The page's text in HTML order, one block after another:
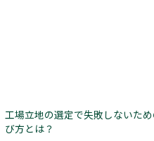
工場立地の選定で失敗しないた
び方とは？